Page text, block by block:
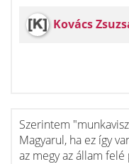
Kovács
Szerintem
Magyarul, ha ez így
az megy az állam